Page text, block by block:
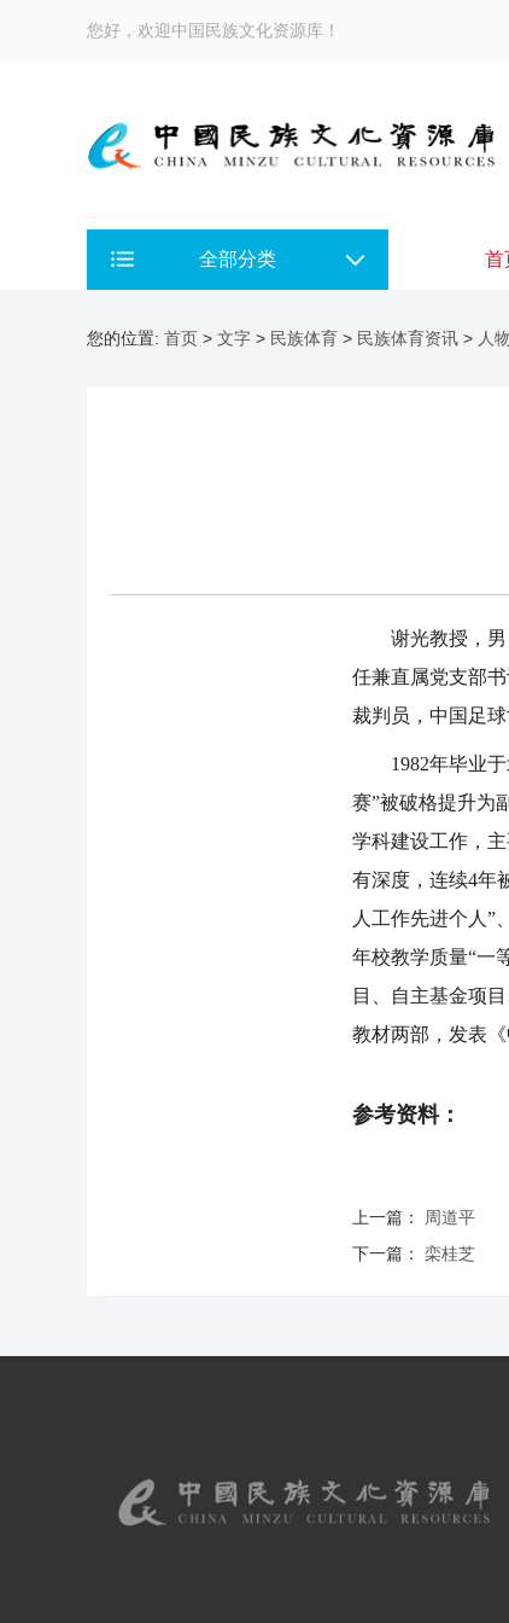
您好，欢迎中国民族文化资源库！
全部分类 首
您的位置: 首页 > 文字 > 民族体育 > 民族体育资讯 > 人物
谢光教授，男，
任兼直属党支部
裁判员，中国足球
1982年毕业于
赛”被破格提升为
学科建设工作，
有深度，连续4年
人工作先进个人”
年校教学质量“一
目、自主基金项
教材两部，发表
参考资料：
上一篇：
周道平
下一篇： 栾桂芝